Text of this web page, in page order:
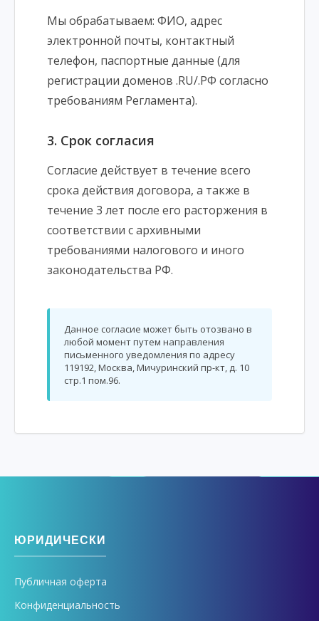
Мы обрабатываем: ФИО, адрес
электронной почты, контактный
телефон, паспортные данные (для
регистрации доменов .RU/.РФ согласно
требованиям Регламента).
3. Срок согласия
Согласие действует в течение всего
срока действия договора, а также в
течение 3 лет после его расторжения в
соответствии с архивными
требованиями налогового и иного
законодательства РФ.
Данное согласие может быть отозвано в
любой момент путем направления
письменного уведомления по адресу
119192, Москва, Мичуринский пр-кт, д. 10
стр.1 пом.96.
ЮРИДИЧЕСКИ
Публичная оферта
Конфиденциальность